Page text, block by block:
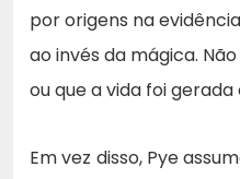
por origens na
ao invés da mágica.
ou que a vida foi
Em vez disso, Pye